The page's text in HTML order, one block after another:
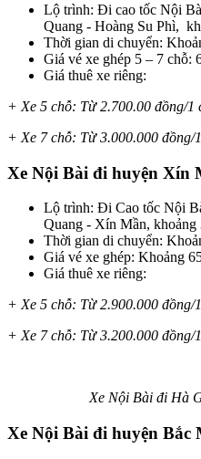
Lộ trình: Đi cao tốc Nội
Quang - Hoàng Su Phì,
Thời gian di chuyển:
Giá vé xe ghép 5 – 7 chỗ:
Giá thuê xe riêng:
+ Xe 5 chỗ: Từ 2.700.00 đồng/1
+ Xe 7 chỗ: Từ 3.000.000 đồng/
Xe Nội Bài đi huyện Xín
Lộ trình: Đi Cao tốc Nội
Quang - Xín Mần, khoảng
Thời gian di chuyển:
Giá vé xe ghép: Khoảng
Giá thuê xe riêng:
+ Xe 5 chỗ: Từ 2.900.000 đồng/
+ Xe 7 chỗ: Từ 3.200.000 đồng/
Xe Nội Bài đi Hà
Xe Nội Bài đi huyện Bắc